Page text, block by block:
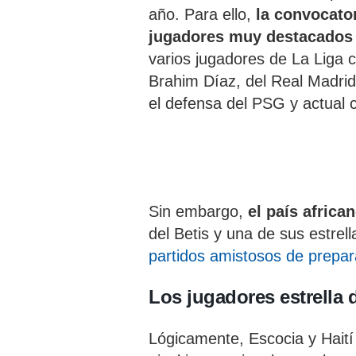
año. Para ello,
la
jugadores muy
varios jugadores de La Liga
Brahim Díaz, del Real
el defensa del PSG y actual
Sin embargo, el país
del Betis y una de sus
partidos amistosos de
Los jugadores estrella
Lógicamente, Escocia y